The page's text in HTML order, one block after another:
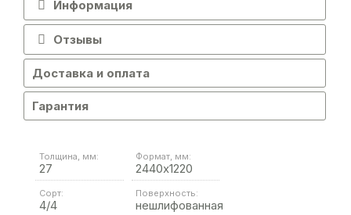
Информация
Отзывы
Доставка и оплата
Гарантия
Толщина, мм:
27
Формат, мм:
2440х1220
Сорт:
4/4
Поверхность:
нешлифованная